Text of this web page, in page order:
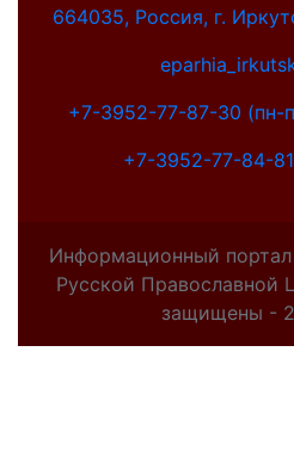
664035, Россия, г.
+7-3952-77-87-30 (пн-
+7-3952-77-84-
Информационный
Русской Православной
защищены -